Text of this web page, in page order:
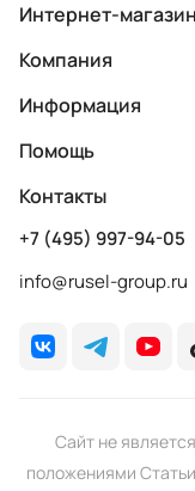
Интернет-магазин
Компания
Информация
Помощь
Контакты
+7 (495) 997-94-05
info@rusel-group.ru
Сайт не
положениями